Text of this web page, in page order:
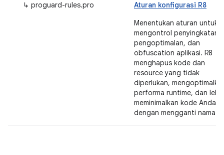
↳ proguard-rules.pro
Aturan konfigurasi R8
Menentukan aturan untuk
mengontrol penyingkatan,
pengoptimalan, dan
obfuscation aplikasi. R8
menghapus kode dan
resource yang tidak
diperlukan,
performa runtime, dan
meminimalkan kode Anda
dengan mengganti nama